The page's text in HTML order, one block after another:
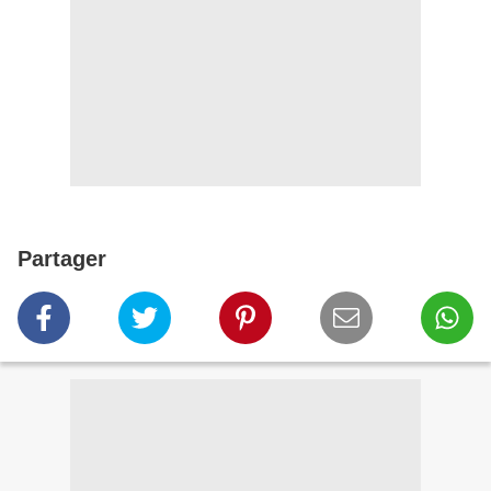
Partager